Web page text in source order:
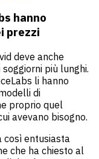
hanno
prezzi
deve anche
più lunghi.
li hanno
di
proprio quel
avevano bisogno.
così entusiasta
che ha chiesto al